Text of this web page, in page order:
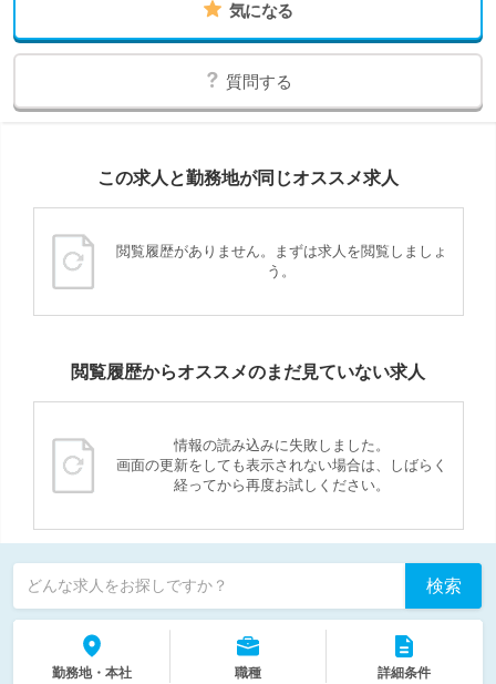
気になる
質問する
この求人と勤務地が同じオススメ求人
閲覧履歴がありません。まずは求人を閲覧しましょ
う。
閲覧履歴からオススメのまだ見ていない求人
情報の読み込みに失敗しました。
画面の更新をしても表示されない場合は、しばらく
経ってから再度お試しください。
どんな求人をお探しですか？ 検索
勤務地・本社 職種 詳細条件